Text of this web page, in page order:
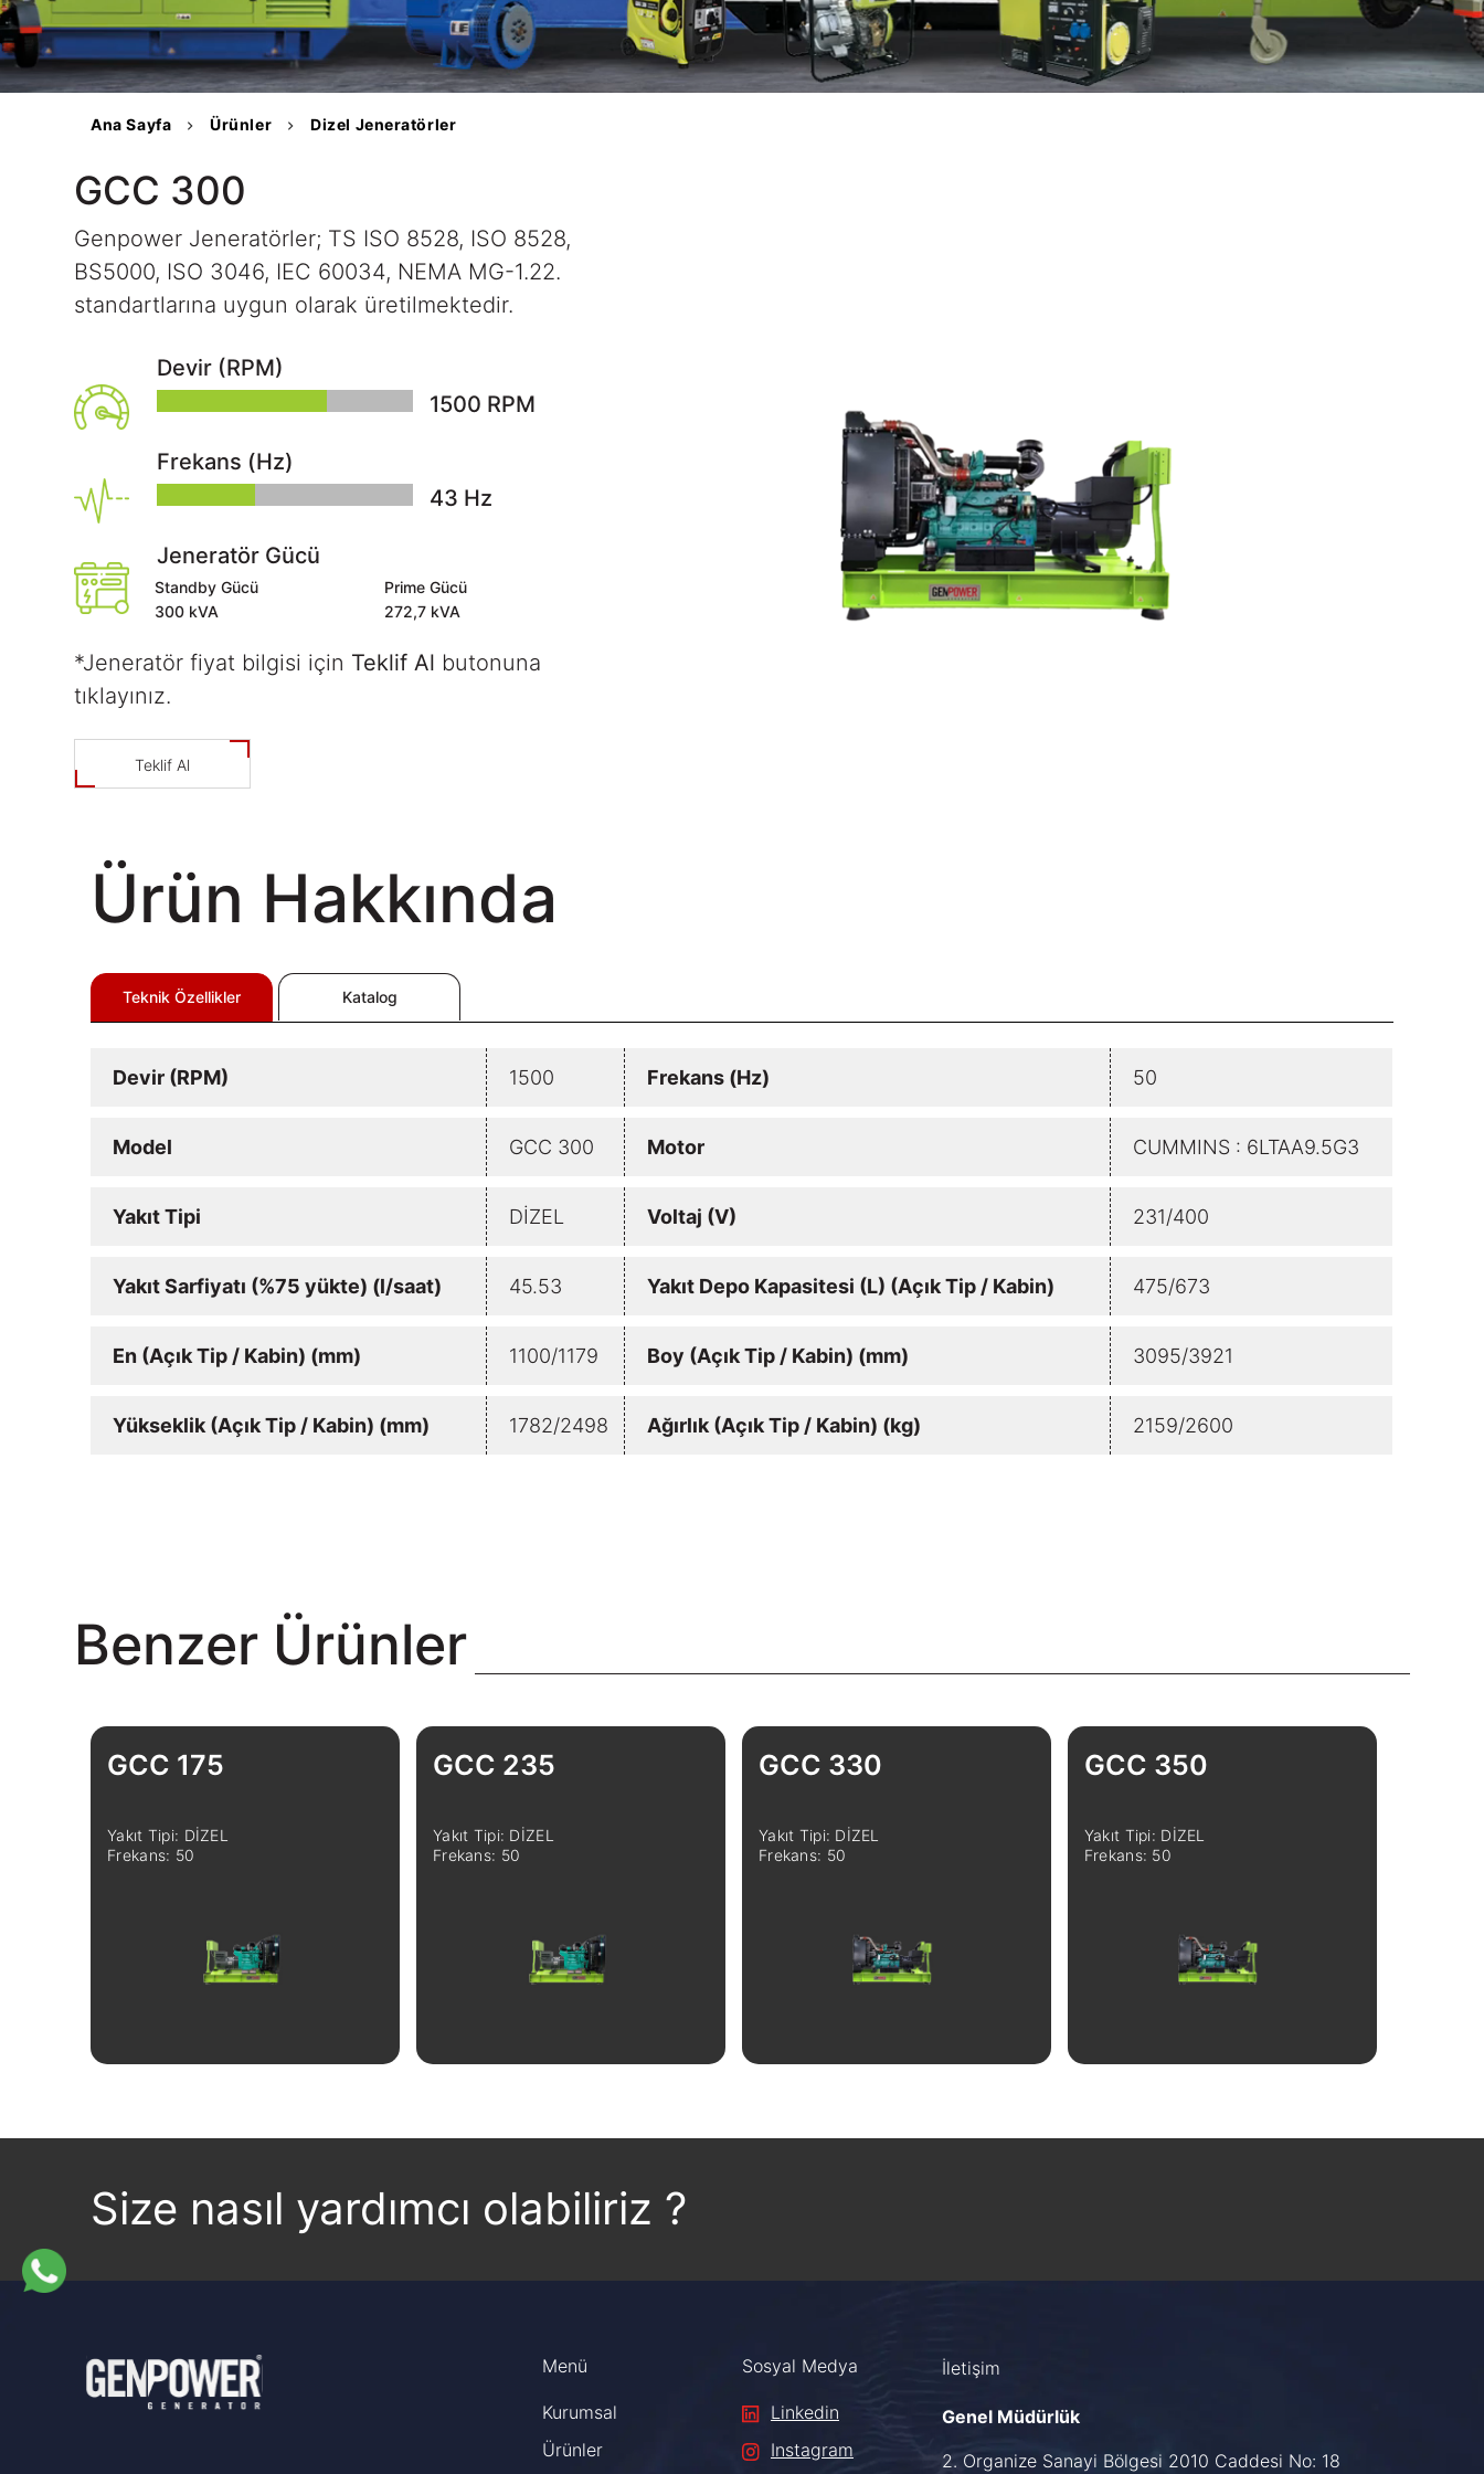
Kalite Belgeleri
Teknik Dokümanlar
Ana Sayfa Ürünler Dizel Jeneratörler
GCC 300
Genpower Jeneratörler; TS ISO 8528, ISO 8528,
BS5000, ISO 3046, IEC 60034, NEMA MG-1.22.
standartlarına uygun olarak üretilmektedir.
Devir (RPM)
1500 RPM
Frekans (Hz)
50 Hz
Jeneratör Gücü
Standby Gücü
300kVA
Prime Gücü
272,7 kVA
*Jeneratör fiyat bilgisi için Teklif Al butonuna
tıklayınız.
Teklif Al
Ürün Hakkında
Teknik Özellikler Katalog
Devir (RPM) 1500 Frekans (Hz) 50
Model GCC 300 Motor CUMMINS : 6LTAA9.5G3
Yakıt Tipi DİZEL Voltaj (V) 231/400
Yakıt Sarfiyatı (%75 yükte) (l/saat) 45.53 Yakıt Depo Kapasitesi (L) (Açık Tip / Kabin) 475/673
En (Açık Tip / Kabin) (mm) 1100/1179 Boy (Açık Tip / Kabin) (mm) 3095/3921
Yükseklik (Açık Tip / Kabin) (mm) 1782/2498 Ağırlık (Açık Tip / Kabin) (kg) 2159/2600
Benzer Ürünler
GCC 175
Yakıt Tipi: DİZEL
Frekans: 50
GCC 235
Yakıt Tipi: DİZEL
Frekans: 50
GCC 330
Yakıt Tipi: DİZEL
Frekans: 50
GCC 350
Yakıt Tipi: DİZEL
Frekans: 50
Size nasıl yardımcı olabiliriz ?
Menü
Kurumsal
Ürünler
Sosyal Medya
Linkedin
Instagram
İletişim
Genel Müdürlük
2. Organize Sanayi Bölgesi 2010 Caddesi No: 18